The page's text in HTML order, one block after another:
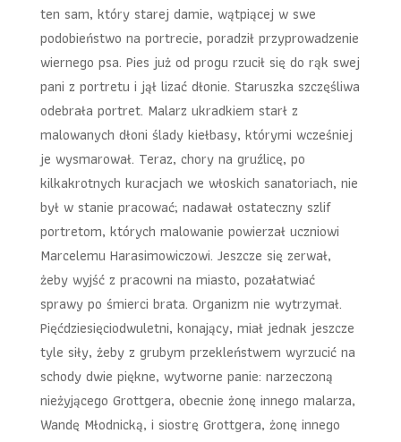
ten sam, który starej damie, wątpiącej w swe
podobieństwo na portrecie, poradził przyprowadzenie
wiernego psa. Pies już od progu rzucił się do rąk swej
pani z portretu i jął lizać dłonie. Staruszka szczęśliwa
odebrała portret. Malarz ukradkiem starł z
malowanych dłoni ślady kiełbasy, którymi wcześniej
je wysmarował. Teraz, chory na gruźlicę, po
kilkakrotnych kuracjach we włoskich sanatoriach, nie
był w stanie pracować; nadawał ostateczny szlif
portretom, których malowanie powierzał uczniowi
Marcelemu Harasimowiczowi. Jeszcze się zerwał,
żeby wyjść z pracowni na miasto, pozałatwiać
sprawy po śmierci brata. Organizm nie wytrzymał.
Pięćdziesięciodwuletni, konający, miał jednak jeszcze
tyle siły, żeby z grubym przekleństwem wyrzucić na
schody dwie piękne, wytworne panie: narzeczoną
nieżyjącego Grottgera, obecnie żonę innego malarza,
Wandę Młodnicką, i siostrę Grottgera, żonę innego